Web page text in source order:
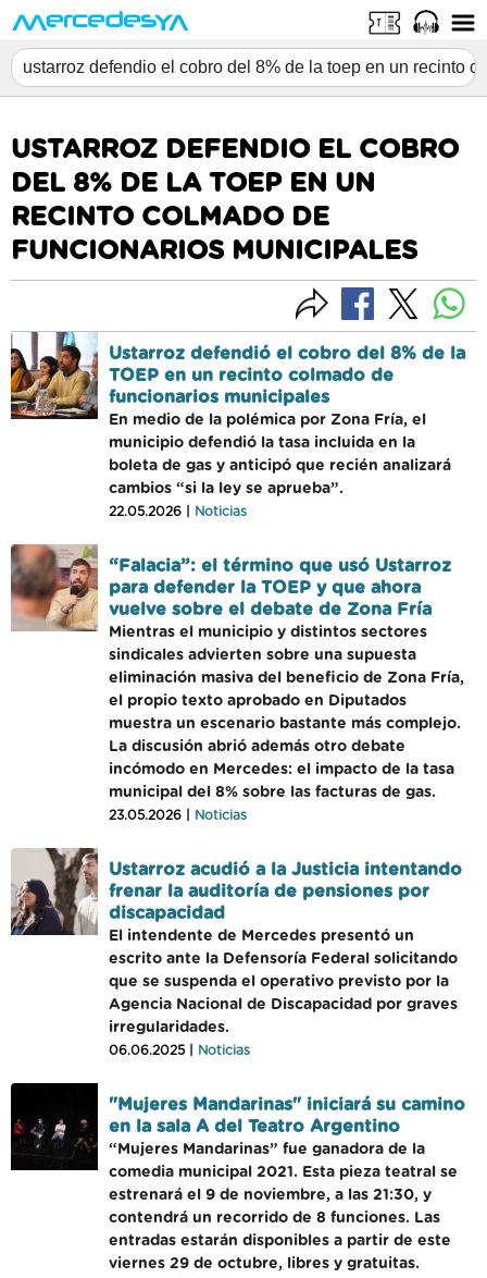
USTARROZ DEFENDIO EL COBRO
DEL 8% DE LA TOEP EN UN
RECINTO COLMADO DE
FUNCIONARIOS MUNICIPALES
Ustarroz defendió el cobro del 8% de la
TOEP en un recinto colmado de
funcionarios municipales
En medio de la polémica por Zona Fría, el
municipio defendió la tasa incluida en la
boleta de gas y anticipó que recién analizará
cambios “si la ley se aprueba”.
22.05.2026 | Noticias
“Falacia”: el término que usó Ustarroz
para defender la TOEP y que ahora
vuelve sobre el debate de Zona Fría
Mientras el municipio y distintos sectores
sindicales advierten sobre una supuesta
eliminación masiva del beneficio de Zona Fría,
el propio texto aprobado en Diputados
muestra un escenario bastante más complejo.
La discusión abrió además otro debate
incómodo en Mercedes: el impacto de la tasa
municipal del 8% sobre las facturas de gas.
23.05.2026 | Noticias
Ustarroz acudió a la Justicia intentando
frenar la auditoría de pensiones por
discapacidad
El intendente de Mercedes presentó un
escrito ante la Defensoría Federal solicitando
que se suspenda el operativo previsto por la
Agencia Nacional de Discapacidad por graves
irregularidades.
06.06.2025 | Noticias
"Mujeres Mandarinas" iniciará su camino
en la sala A del Teatro Argentino
“Mujeres Mandarinas” fue ganadora de la
comedia municipal 2021. Esta pieza teatral se
estrenará el 9 de noviembre, a las 21:30, y
contendrá un recorrido de 8 funciones. Las
entradas estarán disponibles a partir de este
viernes 29 de octubre, libres y gratuitas.